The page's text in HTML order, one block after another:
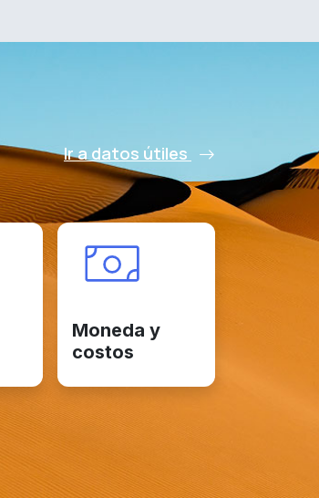
Ir a datos útiles
Moneda y
costos